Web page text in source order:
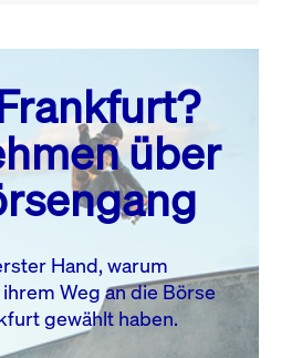
DO. FR. SA. SO.
1
2
6 7 8
13 14
20 21 22
23
27 28
über
Hand, warum
Weg an die Börse
gewählt haben.